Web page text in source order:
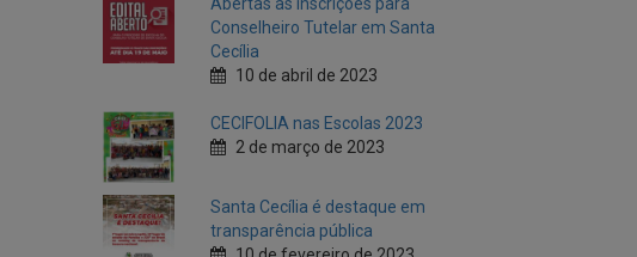
CECIFOLIA nas Escolas 2023
2 de março de 2023
Santa Cecília é destaque em
transparência pública
10 de fevereiro de 2023
Cecí Folia 2023
7 de fevereiro de 2023